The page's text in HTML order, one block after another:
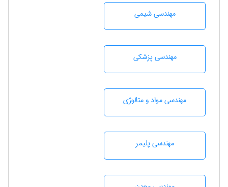
مهندسي شيمی
مهندسی پزشکی
مهندسی مواد و متالوژی
مهندسی پليمر